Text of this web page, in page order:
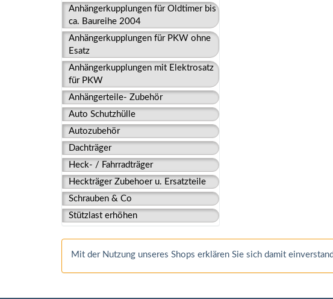
Anhängerkupplungen für Oldtimer bis
ca. Baureihe 2004
Anhängerkupplungen für PKW ohne
Esatz
Anhängerkupplungen mit Elektrosatz
für PKW
Anhängerteile- Zubehör
Auto Schutzhülle
Autozubehör
Dachträger
Heck- / Fahrradträger
Heckträger Zubehoer u. Ersatzteile
Schrauben & Co
Stützlast erhöhen
Mit der Nutzung unseres Shops erklären Sie sich damit